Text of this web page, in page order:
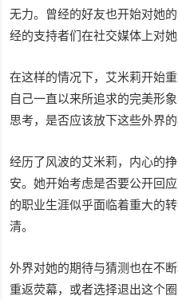
无力。曾经的好友也开始对她
经的支持者们在社交媒体上对
在这样的情况下，艾米莉开始
自己一直以来所追求的完美形
思考，是否应该放下这些外界
经历了风波的艾米莉，内心的
安。她开始考虑是否要公开回
的职业生涯似乎面临着重大的
清。
外界对她的期待与猜测也在不
重返荧幕，或者选择退出这个